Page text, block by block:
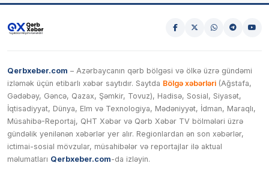
Qerbxeber.com – Azərbaycanın qərb bölgəsi və ölkə üzrə gündəmi
izləmək üçün etibarlı xəbər saytıdır. Saytda Bölgə xəbərləri (Ağstafa,
Gədəbəy, Gəncə, Qazax, Şəmkir, Tovuz), Hadisə, Sosial, Siyasət,
İqtisadiyyat, Dünya, Elm və Texnologiya, Mədəniyyət, İdman, Maraqlı,
Müsahibə-Reportaj, QHT Xəbər və Qərb Xəbər TV bölmələri üzrə
gündəlik yenilənən xəbərlər yer alır. Regionlardan ən son xəbərlər,
ictimai-sosial mövzular, müsahibələr və reportajlar ilə aktual
məlumatları Qerbxeber.com-da izləyin.